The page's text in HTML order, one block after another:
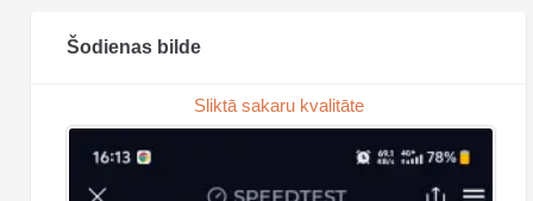
Šodienas bilde
Sliktā sakaru kvalitāte